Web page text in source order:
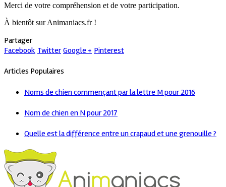
Merci de votre compréhension et de votre participation.
À bientôt sur Animaniacs.fr !
Partager
Facebook Twitter Google + Pinterest
Articles Populaires
Noms de chien commençant par la lettre M pour 2016
Nom de chien en N pour 2017
Quelle est la différence entre un crapaud et une grenouille ?